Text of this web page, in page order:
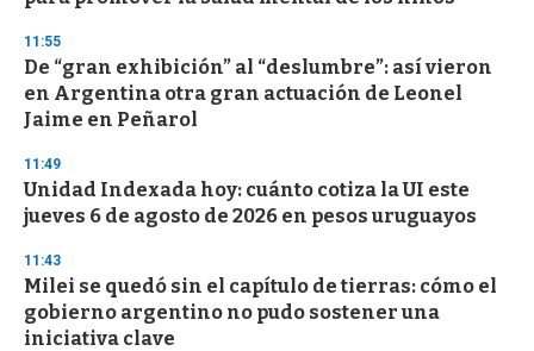
11:55
De “gran exhibición” al “deslumbre”: así vieron
en Argentina otra gran actuación de Leonel
Jaime en Peñarol
11:49
Unidad Indexada hoy: cuánto cotiza la UI este
jueves 6 de agosto de 2026 en pesos uruguayos
11:43
Milei se quedó sin el capítulo de tierras: cómo el
gobierno argentino no pudo sostener una
iniciativa clave